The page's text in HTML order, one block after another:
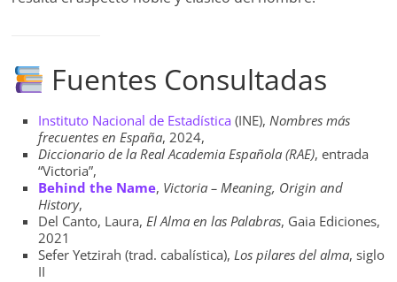
Fuentes Consultadas
Instituto Nacional de Estadística (INE),Nombres más
frecuentes en España, 2024,
Diccionario de la Real Academia Española (RAE), entrada
“Victoria”,
Behind the Name, Victoria – Meaning, Origin and
History,
Del Canto, Laura,El Alma en las Palabras, Gaia Ediciones,
2021
Sefer Yetzirah (trad. cabalística),Los pilares del alma, siglo
II